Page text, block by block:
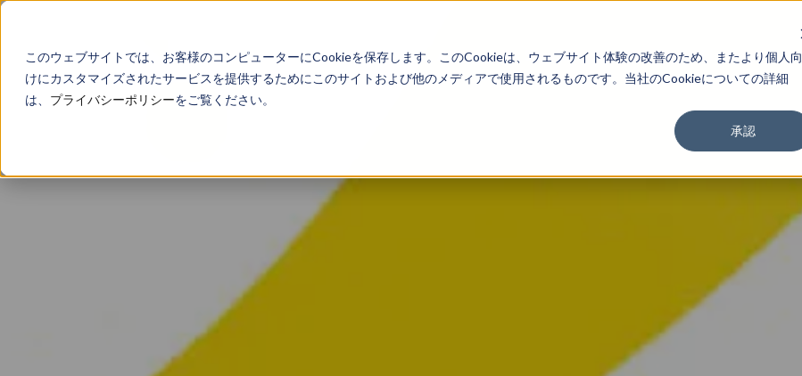
このウェブサイトでは、お客様のコンピューターにCookieを保存します。このCookieは、ウェブサイト体験の改善のため、またより個人向
けにカスタマイズされたサービスを提供するためにこのサイトおよび他のメディアで使用されるものです。当社のCookieについての詳細
は、 プライバシーポリシーをご覧ください。
承認
About Service Work Findings